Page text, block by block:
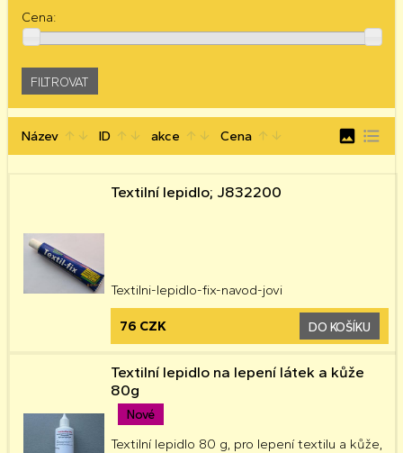
Cena:
Název arrow_upward arrow_downward ID arrow_upward arrow_downward akce arrow_upward arrow_downward Cena arrow_upward arrow_downward image format_list_bulleted
Textilní lepidlo; J832200
Textilni-lepidlo-fix-navod-jovi
76 CZK DO KOŠÍKU
Nové
Textilní lepidlo na lepení látek a kůže
80g
Textilní lepidlo 80 g, pro lepení textilu a kůže,